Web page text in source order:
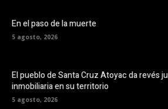
En el paso de la muerte
5 agosto, 2026
El pueblo de Santa Cruz Atoyac da revés
inmobiliaria en su territorio
5 agosto, 2026